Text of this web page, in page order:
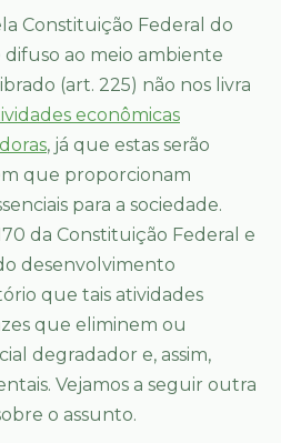
Constituição Federal do
ao meio ambiente
(art. 225) não nos livra
econômicas
, já que estas serão
que proporcionam
para a sociedade.
da Constituição Federal e
desenvolvimento
que tais atividades
que eliminem ou
degradador e, assim,
Vejamos a seguir outra
o assunto.